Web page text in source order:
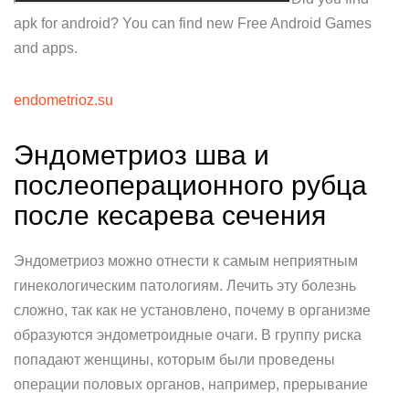
apk for android? You can find new Free Android Games
and apps.
endometrioz.su
Эндометриоз шва и
послеоперационного рубца
после кесарева сечения
Эндометриоз можно отнести к самым неприятным
гинекологическим патологиям. Лечить эту болезнь
сложно, так как не установлено, почему в организме
образуются эндометроидные очаги. В группу риска
попадают женщины, которым были проведены
операции половых органов, например, прерывание